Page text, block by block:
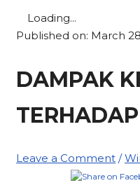
Loading...
Published on: March
DAMPAK
Leave a Comment /